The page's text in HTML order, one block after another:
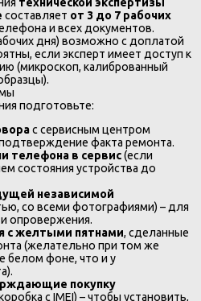
технической экспертизы
составляет от 3 до 7 рабочих
и всех документов.
дня) возможно с доплатой
если эксперт имеет доступ к
(микроскоп, калиброванный
подготовьте:
с сервисным центром
факта ремонта.
телефона в сервис(если
состояния устройства до
независимой
со всеми фотографиями) – для
и опровержения.
с желтыми пятнами, сделанные
(желательно при том же
белом фоне, что и у
покупку
с IMEI) – чтобы установить,